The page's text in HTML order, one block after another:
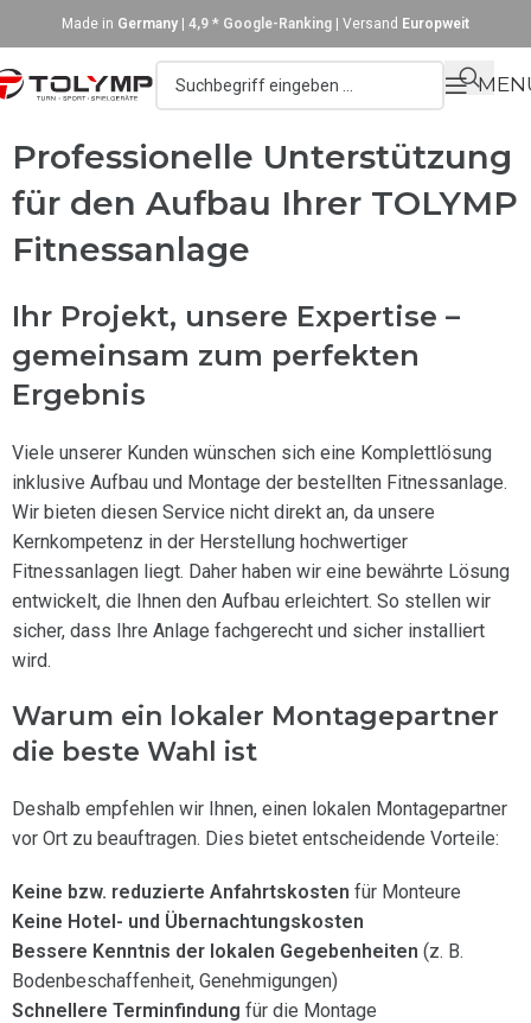
Made in Germany 4,9 * Google-Ranking | Versand Europweit
Professionelle Unterstützung
für den Aufbau Ihrer TOLYMP
Fitnessanlage
Ihr Projekt, unsere Expertise –
gemeinsam zum perfekten
Ergebnis
Viele unserer Kunden wünschen sich eine Komplettlösung
inklusive Aufbau und Montage der bestellten Fitnessanlage.
Wir bieten diesen Service nicht direkt an, da unsere
Kernkompetenz in der Herstellung hochwertiger
Fitnessanlagen liegt. Daher haben wir eine bewährte Lösung
entwickelt, die Ihnen den Aufbau erleichtert. So stellen wir
sicher, dass Ihre Anlage fachgerecht und sicher installiert
wird.
Warum ein lokaler Montagepartner
die beste Wahl ist
Deshalb empfehlen wir Ihnen, einen lokalen Montagepartner
vor Ort zu beauftragen. Dies bietet entscheidende Vorteile:
Keine bzw. reduzierte Anfahrtskosten für Monteure
Keine Hotel- und Übernachtungskosten
Bessere Kenntnis der lokalen Gegebenheiten (z. B.
Bodenbeschaffenheit, Genehmigungen)
Schnellere Terminfindung für die Montage